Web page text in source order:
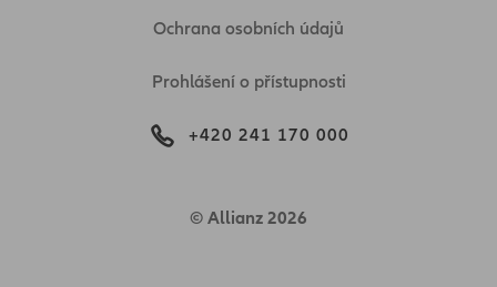
Ochrana osobních údajů
Prohlášení o přístupnosti
© Allianz 2026
+420 241 170 000